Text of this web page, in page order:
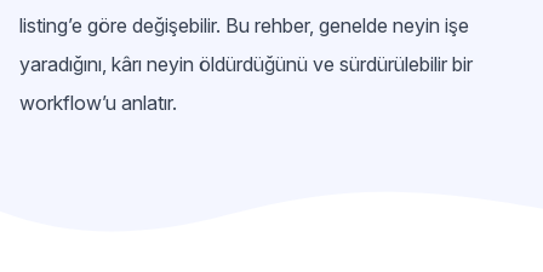
listing’e göre değişebilir. Bu rehber, genelde neyin işe
yaradığını, kârı neyin öldürdüğünü ve sürdürülebilir bir
workflow’u anlatır.